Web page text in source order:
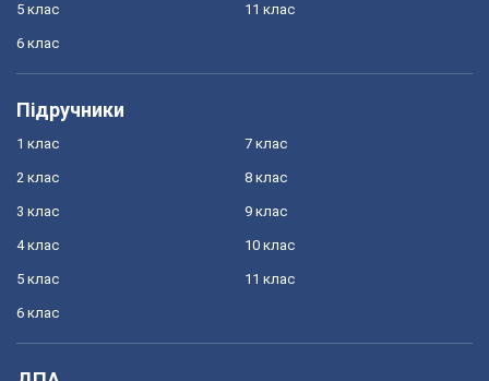
5 клас
6 клас
11 клас
Підручники
1 клас
2 клас
3 клас
4 клас
5 клас
6 клас
7 клас
8 клас
9 клас
10 клас
11 клас